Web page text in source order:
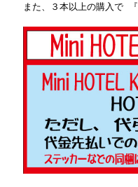
また、３本以上の購入で